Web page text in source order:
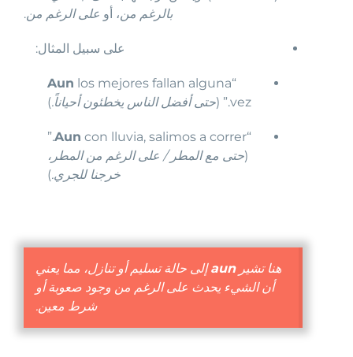
بالرغم من، أو على الرغم من.
على سبيل المثال:
Aun los mejores fallan alguna
vez.” (
حتى أفضل الناس يخطئون أحياناً.)
Aun
con lluvia, salimos a correr.”
حتى مع المطر / على الرغم من المطر،
خرجنا للجري.)
هنا تشير aunإلى حالة تسليم أو تنازل، مما يعني
أن الشيء يحدث على الرغم من وجود صعوبة أو
شرط معين.